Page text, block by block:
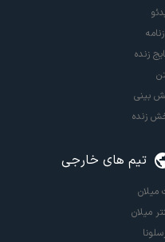
زنده
بینی
زنده
تیم های خارجی
میلان
میلان